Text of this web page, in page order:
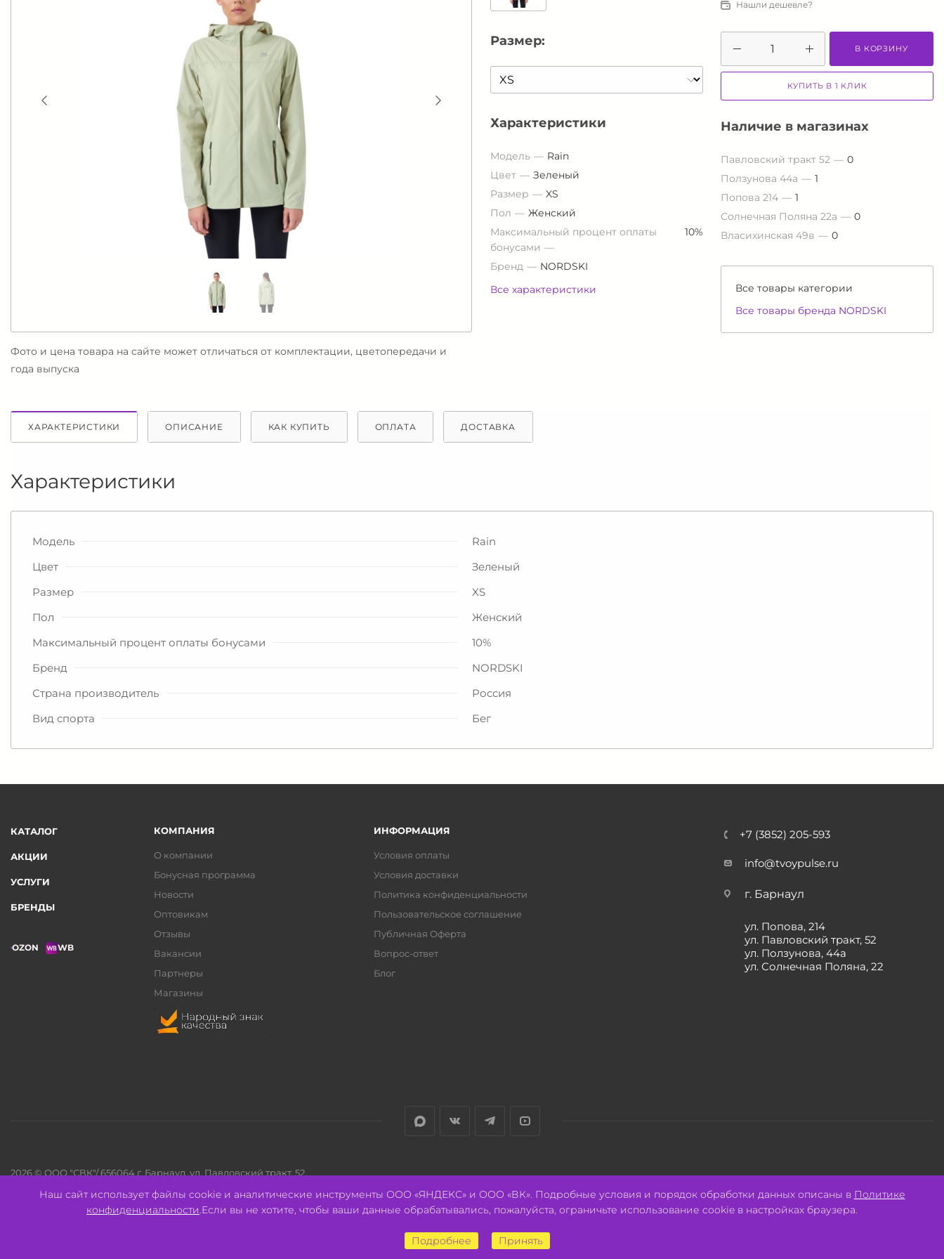
Фото и цена товара на сайте может отличаться от комплектации, цветопередачи и
года выпуска
Размер:
Характеристики
Модель
Rain
Цвет
Зеленый
Размер
XS
Пол
Женский
Максимальный процент оплаты
бонусами
10%
Бренд
NORDSKI
Все характеристики
Нашли дешевле?
В КОРЗИНУ
КУПИТЬ В 1 КЛИК
Наличие в магазинах
Павловский тракт 52
0
Ползунова 44а
1
Попова 214
1
Солнечная Поляна 22а
0
Власихинская 49в
0
Все товары категории
Все товары бренда NORDSKI
ХАРАКТЕРИСТИКИ ОПИСАНИЕ КАК КУПИТЬ ОПЛАТА ДОСТАВКА
Характеристики
Модель
Rain
Цвет
Зеленый
Размер
XS
Пол
Женский
Максимальный процент оплаты бонусами
10%
Бренд
NORDSKI
Страна производитель
Россия
Вид спорта
Бег
КАТАЛОГ
АКЦИИ
УСЛУГИ
БРЕНДЫ
OZON WB
КОМПАНИЯ
О компании
Бонусная программа
Новости
Оптовикам
Отзывы
Вакансии
Партнеры
Магазины
ИНФОРМАЦИЯ
Условия оплаты
Условия доставки
Политика конфиденциальности
Пользовательское соглашение
Публичная Оферта
Вопрос-ответ
Блог
+7 (3852) 205-593
info@tvoypulse.ru
г. Барнаул
ул. Попова, 214
ул. Павловский тракт, 52
ул. Ползунова, 44а
ул. Солнечная Поляна, 22
2026 © ООО "СВК"/ 656064 г. Барнаул, ул. Павловский тракт, 52.
Pulse - сеть магазинов для активных
Наш сайт использует файлы cookie и аналитические инструменты ООО «ЯНДЕКС» и ООО «ВК». Подробные условия и порядок обработки данных описаны в Политике
конфиденциальности.Если вы не хотите, чтобы ваши данные обрабатывались, пожалуйста, ограничьте использование cookie в настройках браузера.
Подробнее Принять